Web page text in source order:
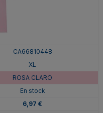
CA66810448
XL
ROSA CLARO
En stock
6,97 €